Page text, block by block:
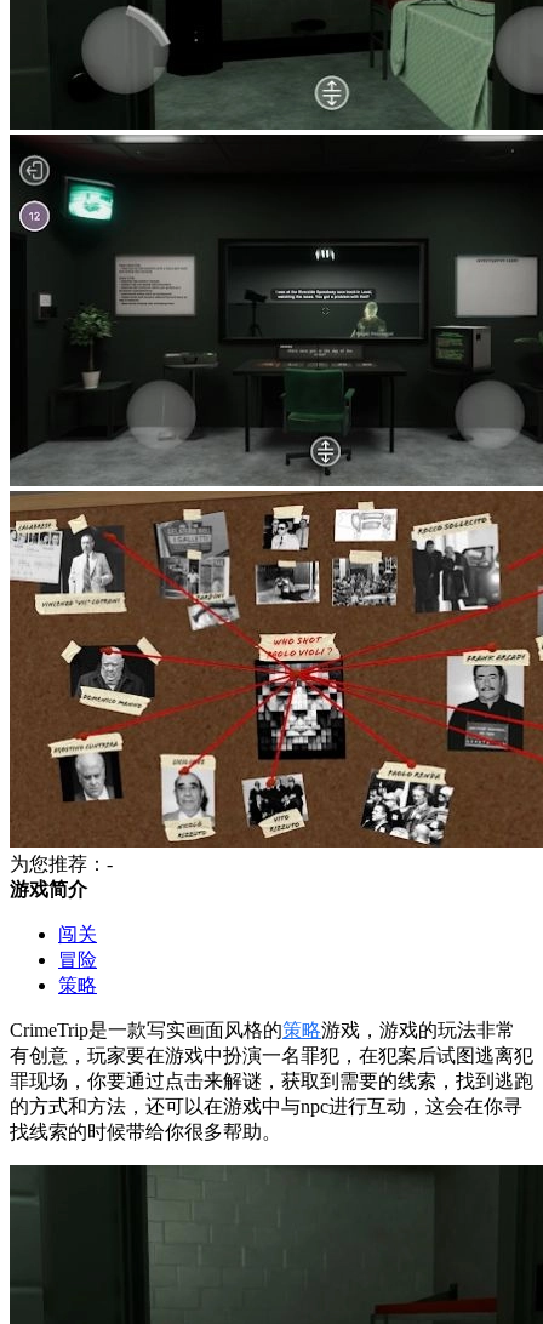
为您推荐：-
游戏简介
闯关
冒险
策略
CrimeTrip是一款写实画面风格的策略游戏，游戏的玩法非常
有创意，玩家要在游戏中扮演一名罪犯，在犯案后试图逃离犯
罪现场，你要通过点击来解谜，获取到需要的线索，找到逃跑
的方式和方法，还可以在游戏中与npc进行互动，这会在你寻
找线索的时候带给你很多帮助。